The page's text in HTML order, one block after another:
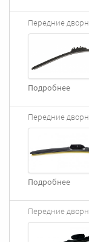
Передние
Подробнее
Передние
Подробнее
Передние